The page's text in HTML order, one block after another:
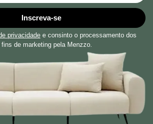
Inscreva-se
privacidade e consinto o processamento dos
de marketing pela Menzzo.